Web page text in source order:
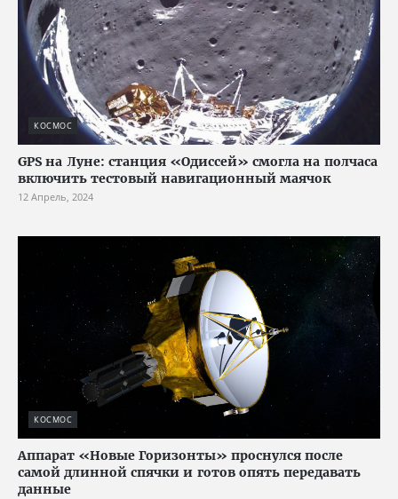
КОСМОС
GPS на Луне: станция «Одиссей» смогла на полчаса
включить тестовый навигационный маячок
12 Апрель, 2024
КОСМОС
Аппарат «Новые Горизонты» проснулся после
самой длинной спячки и готов опять передавать
данные